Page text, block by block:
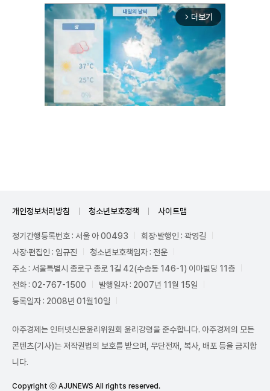
arrow_forward_ios 더보기
개인정보처리방침 청소년보호정책 사이트맵
정기간행등록번호 : 서울 아 00493
회장·발행인 : 곽영길
사장·편집인 : 임규진
청소년보호책임자 : 전운
주소 : 서울특별시 종로구 종로 1길 42(수송동 146-1) 이마빌딩 11층
전화 : 02-767-1500
발행일자 : 2007년 11월 15일
등록일자 : 2008년 01월10일
아주경제는 인터넷신문윤리위원회 윤리강령을 준수합니다. 아주경제의 모든
콘텐츠(기사)는 저작권법의 보호를 받으며, 무단전재, 복사, 배포 등을 금지합
니다.
Copyright ⓒ AJUNEWS All rights reserved.